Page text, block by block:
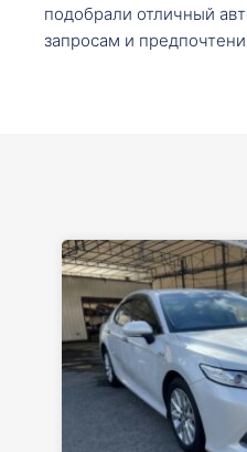
подобрали отличный
запросам и